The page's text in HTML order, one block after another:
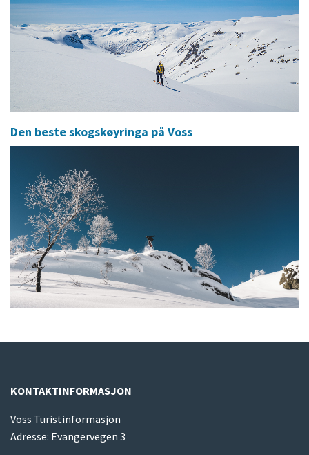
Den beste skogskøyringa på Voss
KONTAKTINFORMASJON
Voss Turistinformasjon
Adresse: Evangervegen 3